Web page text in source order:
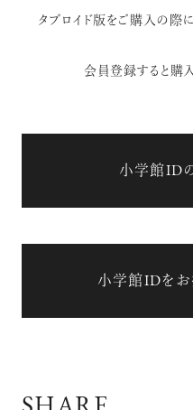
タブロイド版をご購入の
会員登録すると購
小学館ID
小学館IDをお